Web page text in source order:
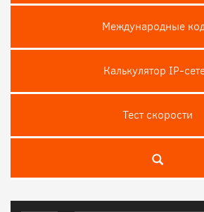
Международные
Калькулятор IP-
Тест скороcти